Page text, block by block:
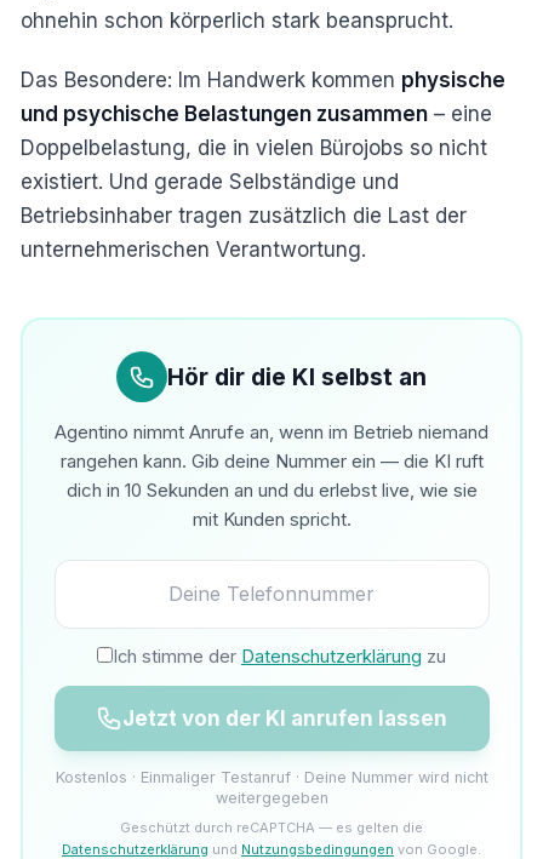
ohnehin schon körperlich stark beansprucht.
Das Besondere: Im Handwerk kommen physische
und psychische Belastungen zusammen – eine
Doppelbelastung, die in vielen Bürojobs so nicht
existiert. Und gerade Selbständige und
Betriebsinhaber tragen zusätzlich die Last der
unternehmerischen Verantwortung.
Hör dir die KI selbst an
Agentino nimmt Anrufe an, wenn im Betrieb niemand
rangehen kann. Gib deine Nummer ein — die KI ruft
dich in 10 Sekunden an und du erlebst live, wie sie
mit Kunden spricht.
Ich stimme der Datenschutzerklärung zu
Jetzt von der KI anrufen lassen
Kostenlos · Einmaliger Testanruf · Deine Nummer wird nicht
weitergegeben
Geschützt durch reCAPTCHA — es gelten die
Datenschutzerklärung und Nutzungsbedingungen von Google.